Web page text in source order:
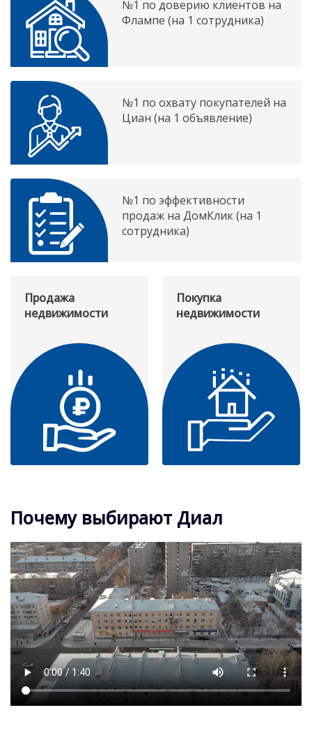
№1 по доверию клиентов на
Флампе (на 1 сотрудника)
№1 по охвату покупателей на
Циан (на 1 объявление)
№1 по эффективности
продаж на ДомКлик (на 1
сотрудника)
Продажа
недвижимости
Покупка
недвижимости
Почему выбирают Диал